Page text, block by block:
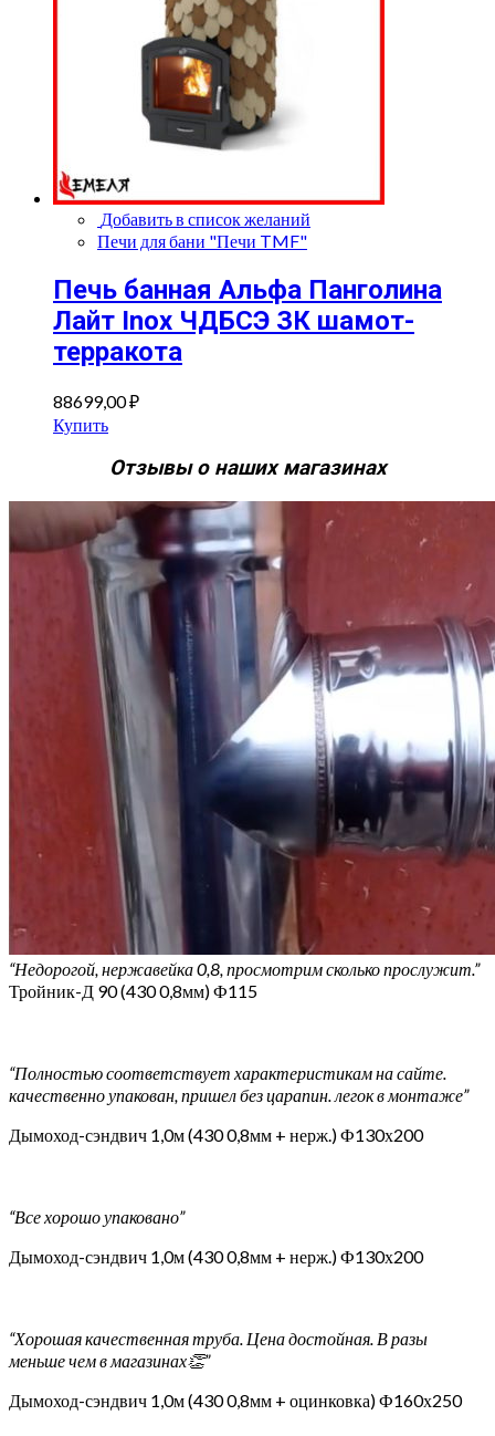
Добавить в список желаний
Печи для бани "Печи TMF"
Печь банная Альфа Панголина
Лайт Inox ЧДБСЭ ЗК шамот-
терракота
88699,00₽
Купить
Отзывы о наших магазинах
“Недорогой, нержавейка 0,8, просмотрим сколько прослужит.”
Тройник-Д 90 (430 0,8мм) Ф115
“Полностью соответствует характеристикам на сайте.
качественно упакован, пришел без царапин. легок в монтаже”
Дымоход-сэндвич 1,0м (430 0,8мм + нерж.) Ф130х200
“Все хорошо упаковано”
Дымоход-сэндвич 1,0м (430 0,8мм + нерж.) Ф130х200
“Хорошая качественная труба. Цена достойная. В разы
меньше чем в магазинах👏”
Дымоход-сэндвич 1,0м (430 0,8мм + оцинковка) Ф160х250